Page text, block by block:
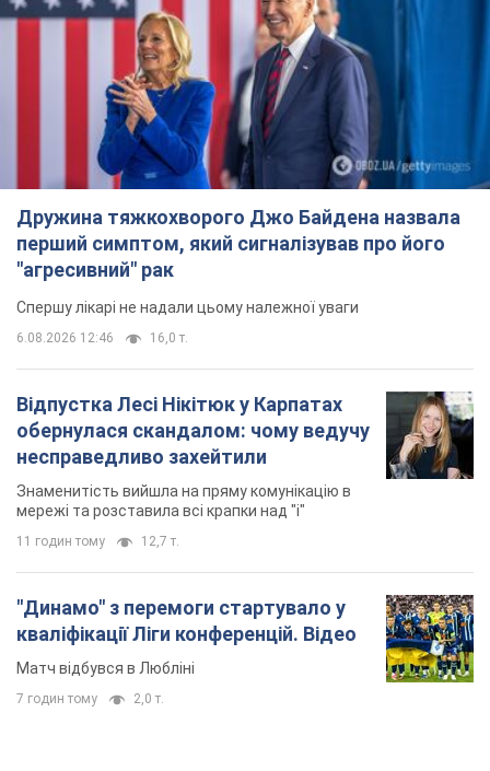
Дружина тяжкохворого Джо Байдена назвала
перший симптом, який сигналізував про його
"агресивний" рак
Спершу лікарі не надали цьому належної уваги
6.08.2026 12:46 16,0 т.
Відпустка Лесі Нікітюк у Карпатах
обернулася скандалом: чому ведучу
несправедливо захейтили
Знаменитість вийшла на пряму комунікацію в
мережі та розставила всі крапки над "і"
11 годин тому 12,7 т.
"Динамо" з перемоги стартувало у
кваліфікації Ліги конференцій. Відео
Матч відбувся в Любліні
7 годин тому 2,0 т.